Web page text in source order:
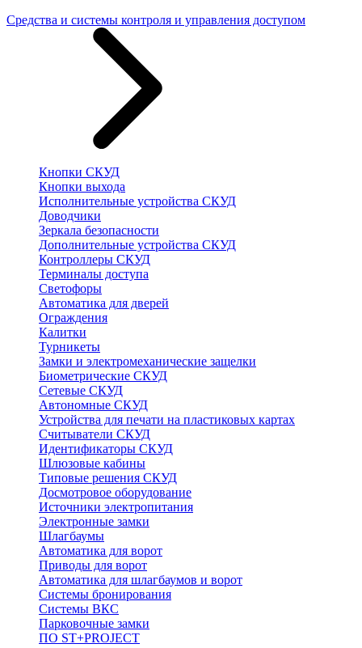
Средства и системы контроля и управления доступом
Кнопки СКУД
Кнопки выхода
Исполнительные устройства СКУД
Доводчики
Зеркала безопасности
Дополнительные устройства СКУД
Контроллеры СКУД
Терминалы доступа
Светофоры
Автоматика для дверей
Ограждения
Калитки
Турникеты
Замки и электромеханические защелки
Биометрические СКУД
Сетевые СКУД
Автономные СКУД
Устройства для печати на пластиковых картах
Считыватели СКУД
Идентификаторы СКУД
Шлюзовые кабины
Типовые решения СКУД
Досмотровое оборудование
Источники электропитания
Электронные замки
Шлагбаумы
Автоматика для ворот
Приводы для ворот
Автоматика для шлагбаумов и ворот
Системы бронирования
Системы ВКС
Парковочные замки
ПО ST+PROJECT